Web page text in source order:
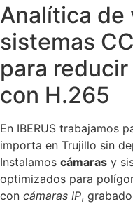
Analítica de
sistemas
para
con H.265
En IBERUS trabajamos
importa en Trujillo sin
Instalamos cámaras y
optimizados para
con cámaras IP,